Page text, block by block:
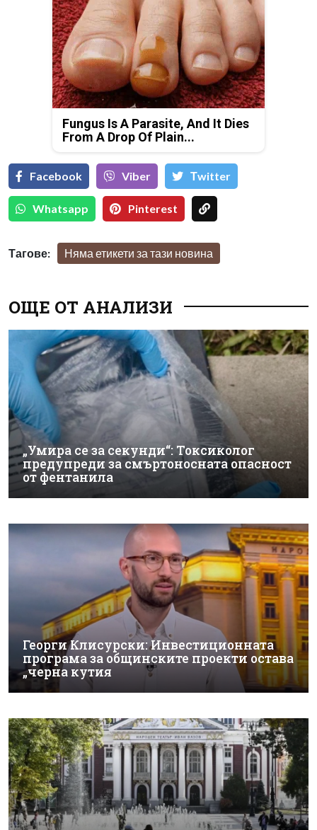
Fungus Is A Parasite, And It Dies
From A Drop Of Plain...
Facebook Viber Тwitter
Whatsapp Pinterest
Тагове: Няма етикети за тази новина
ОЩЕ ОТ АНАЛИЗИ
„Умира се за секунди“: Токсиколог
предупреди за смъртоносната опасност
от фентанила
Георги Клисурски: Инвестиционната
програма за общинските проекти остава
„черна кутия